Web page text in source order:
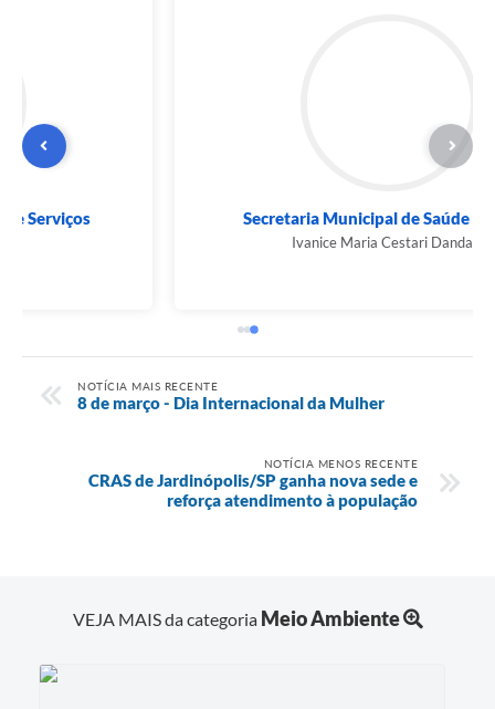
Secretaria Municipal de Saúde (SESAU)
Ivanice Maria Cestari Dandaro
NOTÍCIA MAIS RECENTE
8 de março - Dia Internacional da Mulher
NOTÍCIA MENOS RECENTE
CRAS de Jardinópolis/SP ganha nova sede e
reforça atendimento à população
VEJA MAIS da categoria Meio Ambiente